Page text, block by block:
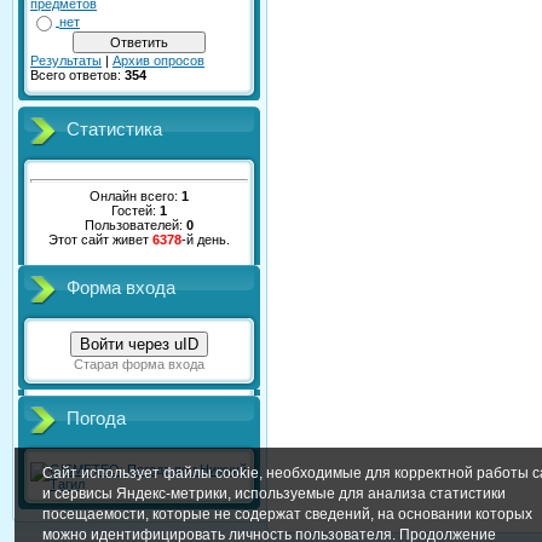
предметов
нет
Результаты | Архив опросов
Всего ответов: 354
Статистика
Онлайн всего: 1
Гостей: 1
Пользователей: 0
Этот сайт живет 6378-й день.
Форма входа
Войти через uID
Старая форма входа
Погода
Сайт использует файлы cookie, необходимые для корректной работы
и сервисы Яндекс-метрики, используемые для анализа статистики
посещаемости, которые не содержат сведений, на основании которых
можно идентифицировать личность пользователя. Продолжение